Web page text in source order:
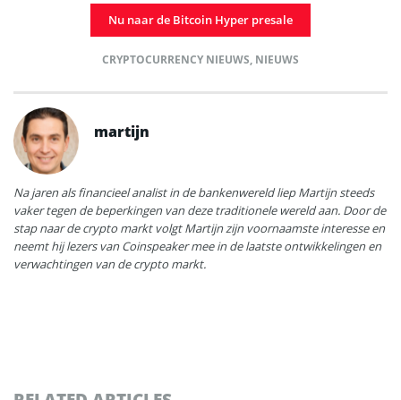
Nu naar de Bitcoin Hyper presale
CRYPTOCURRENCY NIEUWS, NIEUWS
martijn
Na jaren als financieel analist in de bankenwereld liep Martijn steeds
vaker tegen de beperkingen van deze traditionele wereld aan. Door de
stap naar de crypto markt volgt Martijn zijn voornaamste interesse en
neemt hij lezers van Coinspeaker mee in de laatste ontwikkelingen en
verwachtingen van de crypto markt.